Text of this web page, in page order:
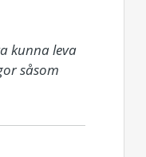
kunna leva
såsom